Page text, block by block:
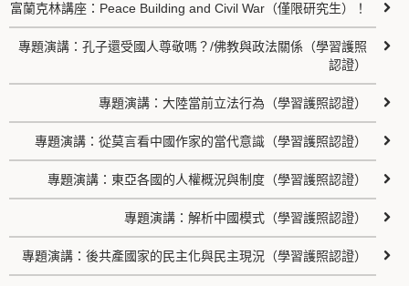
富蘭克林講座：Peace Building and Civil War（僅限研究生）！
專題演講：孔子還受國人尊敬嗎？/佛教與政法關係（學習護照
認證）
專題演講：大陸當前立法行為（學習護照認證）
專題演講：從莫言看中國作家的當代意識（學習護照認證）
專題演講：東亞各國的人權概況與制度（學習護照認證）
專題演講：解析中國模式（學習護照認證）
專題演講：後共產國家的民主化與民主現況（學習護照認證）